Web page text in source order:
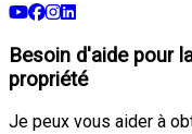
Besoin d'aide pour
propriété
Je peux vous aider à